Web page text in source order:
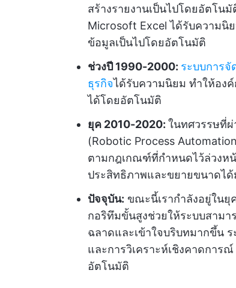
สร้างรายงานเป็นไปโดยอัตโน
Microsoft Excel ได้รับความนิ
ข้อมูลเป็นไปโดยอัตโนมัติ
ช่วงปี 1990-2000: ระบบการจั
ธุรกิจได้รับความนิยม ทำให้อง
ได้โดยอัตโนมัติ
ยุค 2010-2020: ในทศวรรษที่ผ่
(Robotic Process
ตามกฎเกณฑ์ที่กำหนดไว้ล่วงห
ประสิทธิภาพและขยายขนาดไ
ปัจจุบัน: ขณะนี้เรากำลังอยู่ใน
กอริทึมขั้นสูงช่วยให้ระบบสาม
ฉลาดและเข้าใจบริบทมากขึ้น
และการวิเคราะห์เชิงคาดการ
อัตโนมัติ